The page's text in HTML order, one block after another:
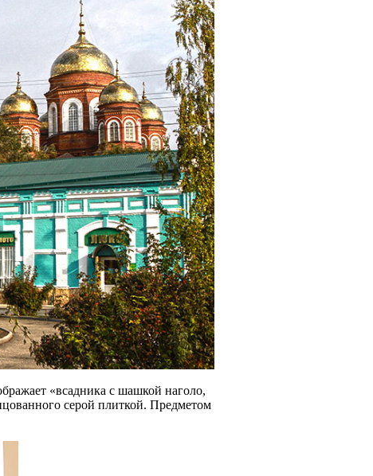
«всадника с шашкой наголо,
серой плиткой. Предметом